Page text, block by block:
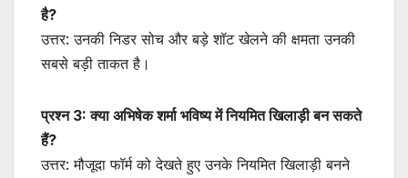
है?
उत्तर: उनकी निडर सोच और बड़े शॉट खेलने की क्षमता उनकी
सबसे बड़ी ताकत है।
प्रश्न 3: क्या अभिषेक शर्मा भविष्य में नियमित खिलाड़ी बन सकते
हैं?
उत्तर: मौजूदा फॉर्म को देखते हुए उनके नियमित खिलाड़ी बनने